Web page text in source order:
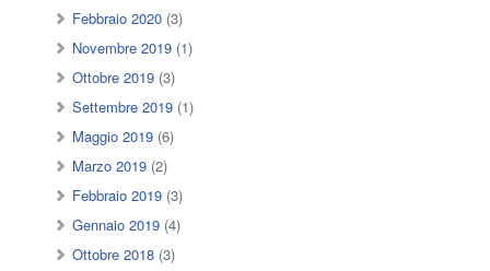
Febbraio 2020 (3)
Novembre 2019 (1)
Ottobre 2019 (3)
Settembre 2019 (1)
Maggio 2019 (6)
Marzo 2019 (2)
Febbraio 2019 (3)
Gennaio 2019 (4)
Ottobre 2018 (3)